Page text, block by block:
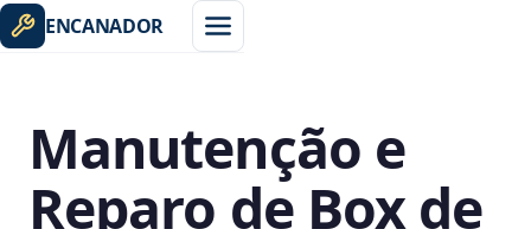
ENCANADOR
Manutenção e
Reparo de Box de